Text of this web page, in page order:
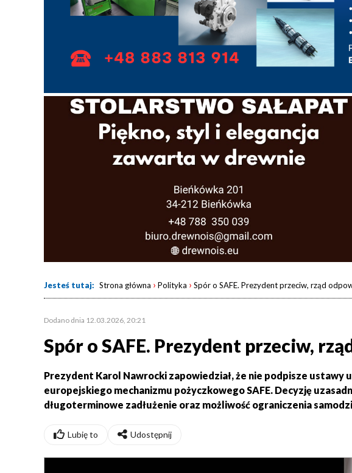
Jesteś tutaj: Strona główna › Polityka › Spór o SAFE. Prezydent przeciw, rząd
Dodano dnia 12.03.2026, 20:21
Spór o SAFE. Prezydent przeciw,
Prezydent Karol Nawrocki zapowiedział, że nie podpisze ustawy
europejskiego mechanizmu pożyczkowego SAFE. Decyzję
długoterminowe zadłużenie oraz możliwość ograniczenia
Lubię to Udostępnij